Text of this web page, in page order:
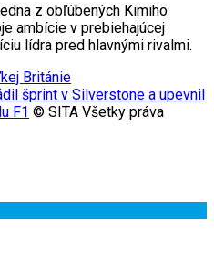
z obľúbených Kimiho
ambície v prebiehajúcej
lídra pred hlavnými rivalmi.
Británie
šprint v Silverstone a upevnil
F1 © SITA Všetky práva